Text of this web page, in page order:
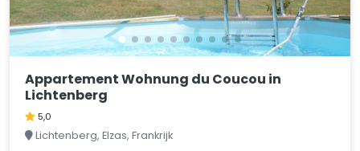
Appartement Wohnung du Coucou in
Lichtenberg
5,0
Lichtenberg, Elzas, Frankrijk